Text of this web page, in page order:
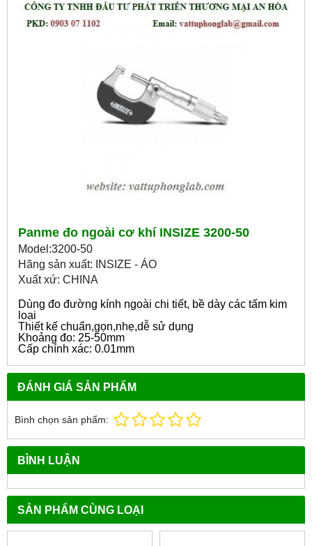
Panme đo ngoài cơ khí INSIZE 3200-50
Model:3200-50
Hãng sản xuất: INSIZE - ÁO
Xuất xứ: CHINA
Dùng đo đường kính ngoài chi tiết, bề dày các tấm kim
loại
Thiết kế chuẩn,gọn,nhẹ,dễ sử dụng
Khoảng đo: 25-50mm
Cấp chính xác: 0.01mm
ĐÁNH GIÁ SẢN PHẨM
Bình chọn sản phẩm:
BÌNH LUẬN
SẢN PHẨM CÙNG LOẠI